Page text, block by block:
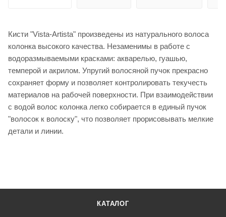
Кисти "Vista-Artista" произведены из натурального волоса
колонка высокого качества. Незаменимы в работе с
водоразмываемыми красками: акварелью, гуашью,
темперой и акрилом. Упругий волосяной пучок прекрасно
сохраняет форму и позволяет контролировать текучесть
материалов на рабочей поверхности. При взаимодействии
с водой волос колонка легко собирается в единый пучок
"волосок к волоску", что позволяет прорисовывать мелкие
детали и линии.
КАТАЛОГ